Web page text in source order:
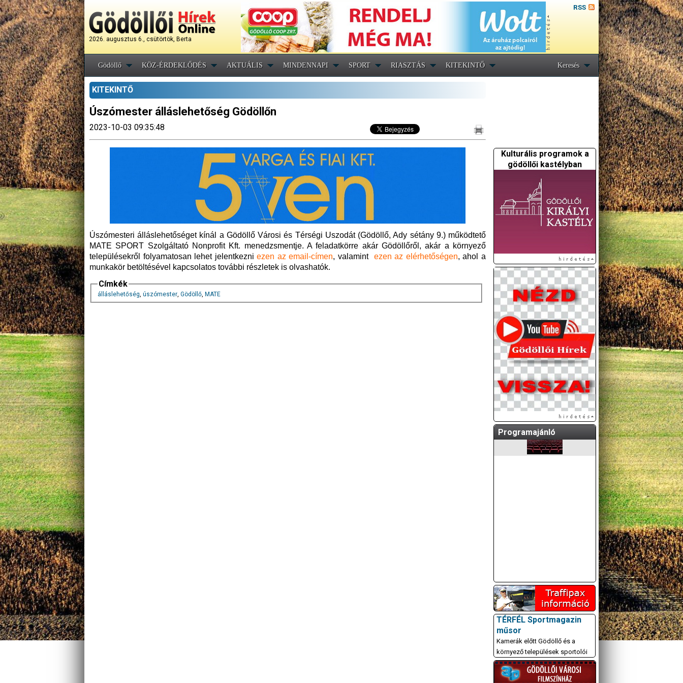
2026. augusztus 6., csütörtök, Berta
RSS
Gödöllő KÖZ-ÉRDEKLŐDÉS AKTUÁLIS MINDENNAPI SPORT RIASZTÁS KITEKINTŐ Keresés
KITEKINTŐ
Úszómester álláslehetőség Gödöllőn
2023-10-03 09:35:48
Úszómesteri álláslehetőséget kínál a Gödöllő Városi és Térségi Uszodát (Gödöllő, Ady sétány 9.) működtető
MATE SPORT Szolgáltató Nonprofit Kft. menedzsmentje. A feladatkörre akár Gödöllőről, akár a környező
településekről folyamatosan lehet jelentkezniezen az email-címen, valamint ezen az elérhetőségen, ahol a
munkakör betöltésével kapcsolatos további részletek is olvashatók.
Címkék
álláslehetőség, úszómester, Gödöllő, MATE
Kulturális programok a
gödöllői kastélyban
Programajánló
A GÖDÖLLŐI ÉS
KÖRNYÉKBELI
KULTURÁLIS- ÉS
SPORTPROGRAMOKAT
KÖZÖSSÉGI
OLDALUNKON TESSZÜK
KÖZZÉ!
TÉRFÉL Sportmagazin
műsor
Kamerák előtt Gödöllő és a
környező települések sportolói